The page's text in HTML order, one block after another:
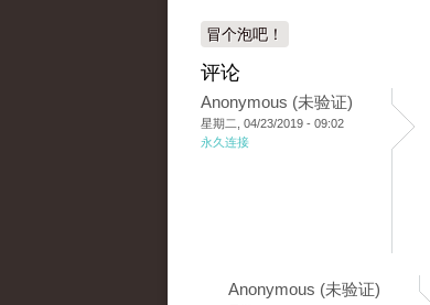
冒个泡吧！
评论
Anonymous (未验证)
星期二, 04/23/2019 - 09:02
永久连接
Anonymous (未验证)